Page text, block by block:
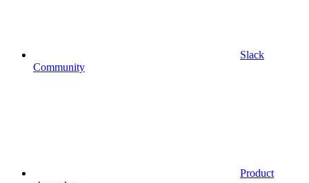
Slack
Community
Product